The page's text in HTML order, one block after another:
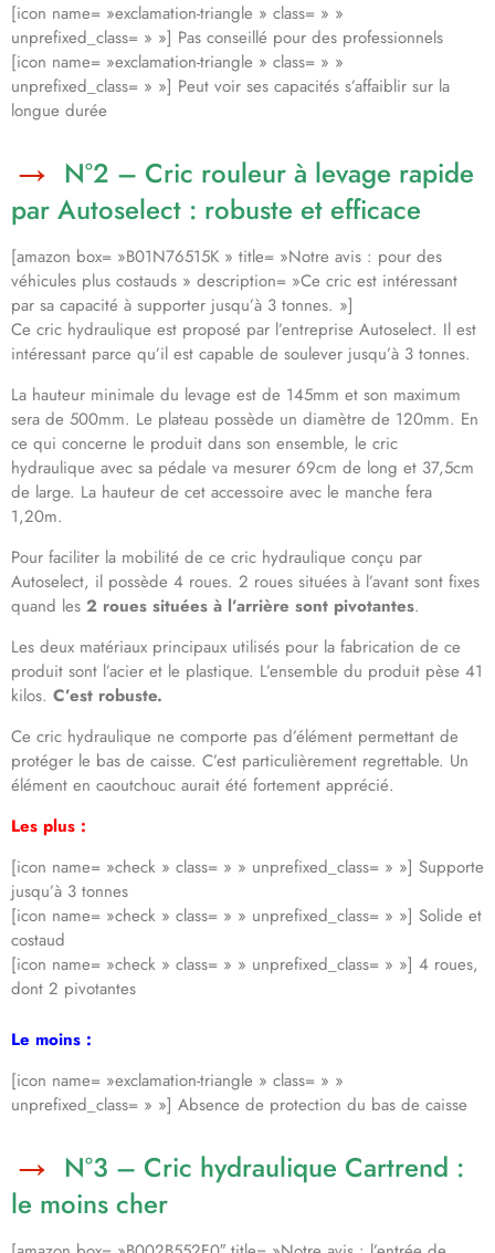
[icon name= »exclamation-triangle » class= » »
unprefixed_class= » »] Pas conseillé pour des professionnels
[icon name= »exclamation-triangle » class= » »
unprefixed_class= » »] Peut voir ses capacités s’affaiblir sur la
longue durée
N°2 – Cric rouleur à levage rapide
par Autoselect : robuste et efficace
[amazon box= »B01N76515K » title= »Notre avis : pour des
véhicules plus costauds » description= »Ce cric est intéressant
par sa capacité à supporter jusqu’à 3 tonnes. »]
Ce cric hydraulique est proposé par l’entreprise Autoselect. Il est
intéressant parce qu’il est capable de soulever jusqu’à 3 tonnes.
La hauteur minimale du levage est de 145mm et son maximum
sera de 500mm. Le plateau possède un diamètre de 120mm. En
ce qui concerne le produit dans son ensemble, le cric
hydraulique avec sa pédale va mesurer 69cm de long et 37,5cm
de large. La hauteur de cet accessoire avec le manche fera
1,20m.
Pour faciliter la mobilité de ce cric hydraulique conçu par
Autoselect, il possède 4 roues. 2 roues situées à l’avant sont fixes
quand les 2 roues situées à l’arrière sont pivotantes.
Les deux matériaux principaux utilisés pour la fabrication de ce
produit sont l’acier et le plastique. L’ensemble du produit pèse 41
kilos. C’est robuste.
Ce cric hydraulique ne comporte pas d’élément permettant de
protéger le bas de caisse. C’est particulièrement regrettable. Un
élément en caoutchouc aurait été fortement apprécié.
Les plus :
[icon name= »check » class= » » unprefixed_class= » »] Supporte
jusqu’à 3 tonnes
[icon name= »check » class= » » unprefixed_class= » »] Solide et
costaud
[icon name= »check » class= » » unprefixed_class= » »] 4 roues,
dont 2 pivotantes
Le moins :
[icon name= »exclamation-triangle » class= » »
unprefixed_class= » »] Absence de protection du bas de caisse
N°3 – Cric hydraulique Cartrend :
le moins cher